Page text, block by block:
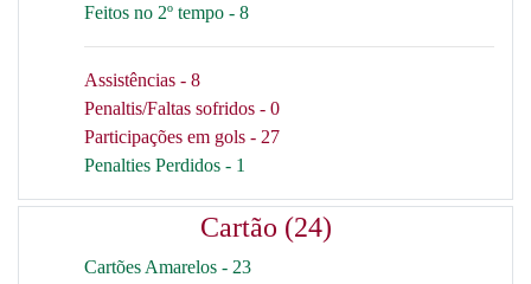
Feitos no 2º tempo - 8
Assistências - 8
Penaltis/Faltas sofridos - 0
Participações em gols - 27
Penalties Perdidos - 1
Cartão (24)
Cartões Amarelos - 23